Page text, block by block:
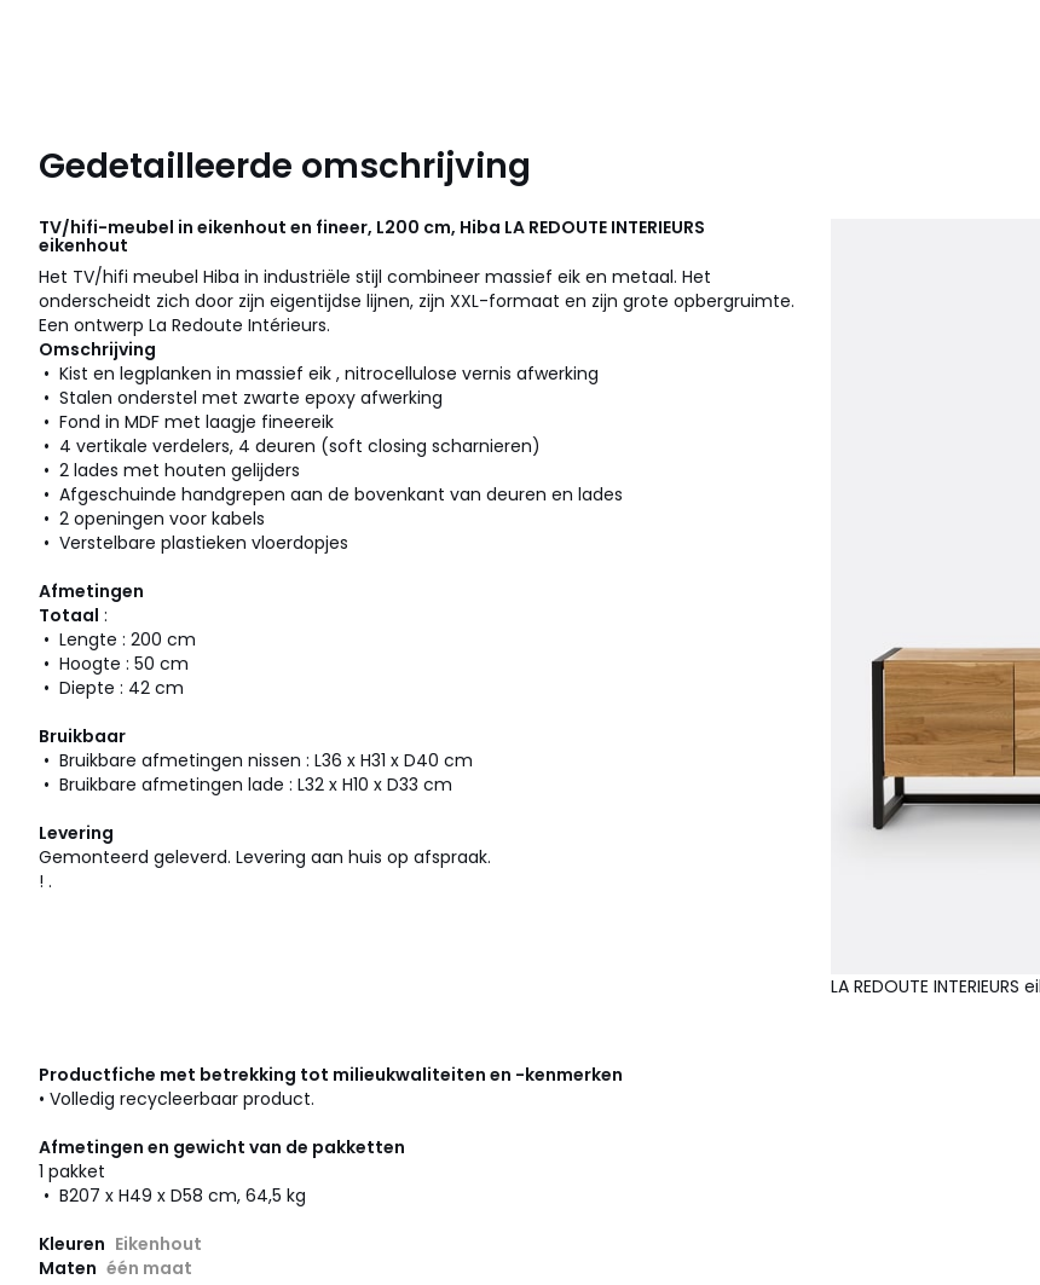
Gedetailleerde omschrijving
TV/hifi-meubel in eikenhout en fineer, L200 cm, Hiba LA REDOUTE INTERIEURS
eikenhout
Het TV/hifi meubel Hiba in industriële stijl combineer massief eik en metaal. Het
onderscheidt zich door zijn eigentijdse lijnen, zijn XXL-formaat en zijn grote opbergruimte.
Een ontwerp La Redoute Intérieurs.
Omschrijving
• Kist en legplanken in massief eik , nitrocellulose vernis afwerking
• Stalen onderstel met zwarte epoxy afwerking
• Fond in MDF met laagje fineereik
• 4 vertikale verdelers, 4 deuren (soft closing scharnieren)
• 2 lades met houten gelijders
• Afgeschuinde handgrepen aan de bovenkant van deuren en lades
• 2 openingen voor kabels
• Verstelbare plastieken vloerdopjes
Afmetingen
Totaal :
• Lengte : 200 cm
• Hoogte : 50 cm
• Diepte : 42 cm
Bruikbaar
• Bruikbare afmetingen nissen : L36 x H31 x D40 cm
• Bruikbare afmetingen lade : L32 x H10 x D33 cm
Levering
Gemonteerd geleverd. Levering aan huis op afspraak.
! .
Productfiche met betrekking tot milieukwaliteiten en -kenmerken
• Volledig recycleerbaar product.
Afmetingen en gewicht van de pakketten
1 pakket
• B207 x H49 x D58 cm, 64,5 kg
Kleuren Eikenhout
Maten één maat
LA REDOUTE